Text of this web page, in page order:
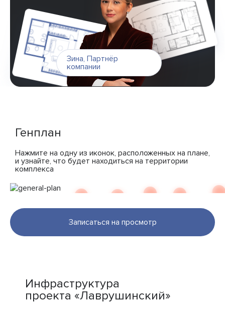
Зина, Партнёр
компании
Генплан
Нажмите на одну из иконок, расположенных на плане,
и узнайте, что будет находиться на территории
комплекса
Записаться на просмотр
Инфраструктура
проекта «Лаврушинский»